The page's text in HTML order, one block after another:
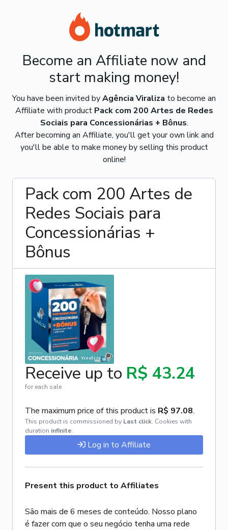
Become an Affiliate now and
start making money!
You have been invited byAgência Viraliza to become an
Affiliate with product Pack com 200 Artes de Redes
Sociais para Concessionárias + Bônus.
After becoming an Affiliate, you'll get your own link and
you'll be able to make money by selling this product
online!
Pack com 200 Artes de
Redes Sociais para
Concessionárias +
Bônus
Receive up to R$ 43.24
for each sale
The maximum price of this product is R$ 97.08.
This product is commissioned by Last click, Cookies with
duration infinite.
Log in to Affiliate
Present this product to Affiliates
São mais de 6 meses de conteúdo. Nosso plano
é fazer com que o seu negócio tenha uma rede